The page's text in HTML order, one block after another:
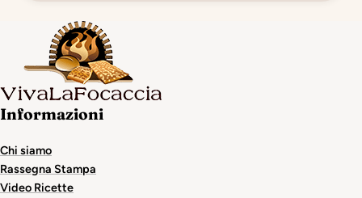
Informazioni
Chi siamo
Rassegna Stampa
Video Ricette